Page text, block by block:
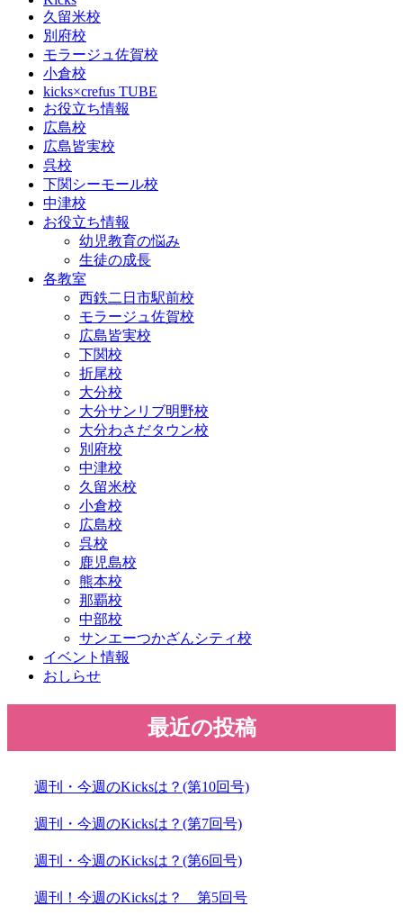
久留米校
別府校
モラージュ佐賀校
小倉校
kicks×crefus TUBE
お役立ち情報
広島校
広島皆実校
呉校
下関シーモール校
中津校
お役立ち情報
幼児教育の悩み
生徒の成長
各教室
西鉄二日市駅前校
モラージュ佐賀校
広島皆実校
下関校
折尾校
大分校
大分サンリブ明野校
大分わさだタウン校
別府校
中津校
久留米校
小倉校
広島校
呉校
鹿児島校
熊本校
那覇校
中部校
サンエーつかざんシティ校
イベント情報
おしらせ
最近の投稿
週刊・今週のKicksは？(第10回号)
週刊・今週のKicksは？(第7回号)
週刊・今週のKicksは？(第6回号)
週刊！今週のKicksは？ 第5回号